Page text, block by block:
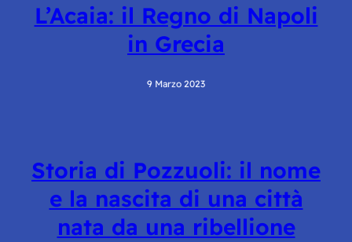
L’Acaia: il Regno di Napoli
in Grecia
9 Marzo 2023
Storia di Pozzuoli: il nome
e la nascita di una città
nata da una ribellione